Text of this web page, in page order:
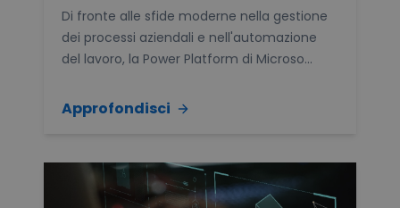
Di fronte alle sfide moderne nella gestione
dei processi aziendali e nell'automazione
del lavoro, la Power Platform di Microso...
Approfondisci